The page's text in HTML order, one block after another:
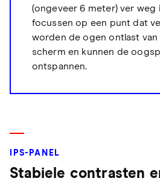
(ongeveer 6 meter) ver weg
focussen op een punt dat
worden de ogen ontlast
scherm en kunnen de
ontspannen.
IPS-PANEL
Stabiele contrasten